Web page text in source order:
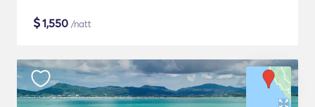
$1,550 /natt